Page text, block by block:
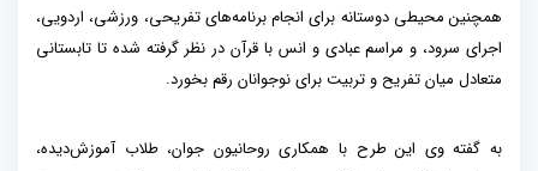
همچنین محیطی دوستانه برای انجام برنامه‌های تفریحی، ورزشی، اردویی،
اجرای سرود، و مراسم عبادی و انس با قرآن در نظر گرفته شده تا تابستانی
متعادل میان تفریح و تربیت برای نوجوانان رقم بخورد.
به گفته وی این طرح با همکاری روحانیون جوان، طلاب آموزش‌دیده،